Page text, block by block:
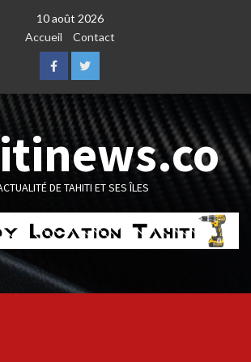
10 août 2026
Accueil
Contact
FacebookTwitter
DE TAHITI ET SES ÎLES